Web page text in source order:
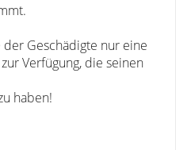
Geschädigte nur eine
Verfügung, die seinen
haben!